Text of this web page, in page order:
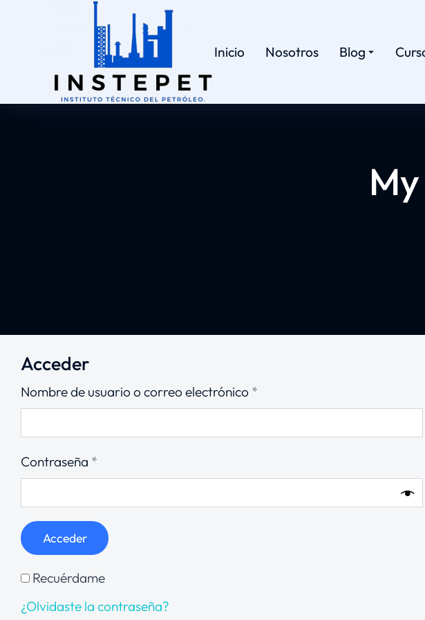
Inicio Nosotros Blog
Acceder
Nombre de usuario o correo electrónico *
Contraseña *
Acceder
Recuérdame
¿Olvidaste la contraseña?